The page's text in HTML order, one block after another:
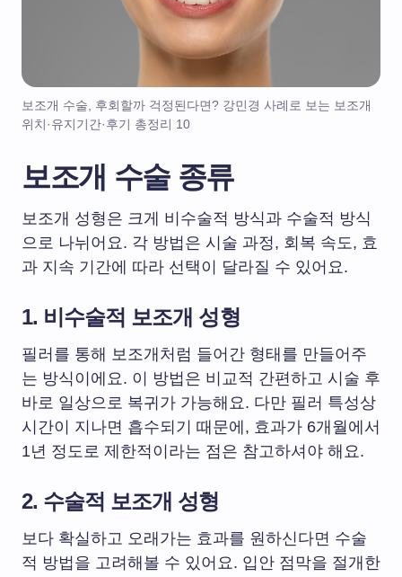
보조개 수술, 후회할까 걱정된다면? 강민경 사례로 보는 보조개
위치·유지기간·후기 총정리 10
보조개 수술 종류
보조개 성형은 크게 비수술적 방식과 수술적 방식
으로 나뉘어요. 각 방법은 시술 과정, 회복 속도, 효
과 지속 기간에 따라 선택이 달라질 수 있어요.
1. 비수술적 보조개 성형
필러를 통해 보조개처럼 들어간 형태를 만들어주
는 방식이에요. 이 방법은 비교적 간편하고 시술 후
바로 일상으로 복귀가 가능해요. 다만 필러 특성상
시간이 지나면 흡수되기 때문에, 효과가 6개월에서
1년 정도로 제한적이라는 점은 참고하셔야 해요.
2. 수술적 보조개 성형
보다 확실하고 오래가는 효과를 원하신다면 수술
적 방법을 고려해볼 수 있어요. 입안 점막을 절개한